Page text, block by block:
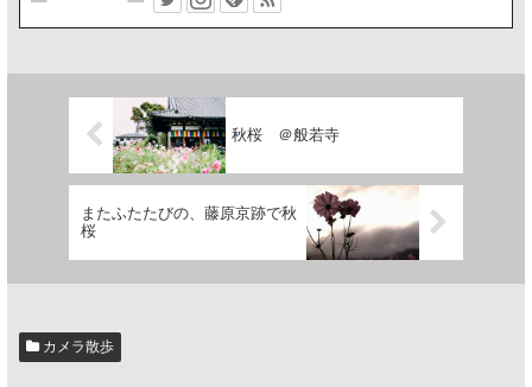
秋桜 ＠般若寺
またふたたびの、藤原京跡で秋
桜
カメラ散歩